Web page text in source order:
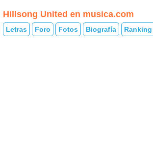
Hillsong United en musica.com
Letras Foro Fotos Biografía Ranking